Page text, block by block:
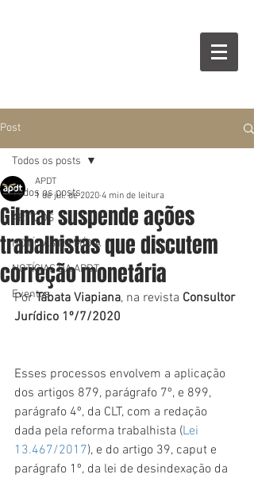
Post
Todos os posts
ARTIGOS
NOTÍCIAS NA MÍDIA
NOTÍCIAS DA APDT
Eventos
Todos os posts
Gilmar suspende ações
trabalhistas que discutem
correção monetária
APDT
1 de jul. de 2020 4 min de leitura
Por Tábata Viapiana, na revista Consultor
Jurídico 1º/7/2020
Esses processos envolvem a aplicação
dos artigos 879, parágrafo 7º, e 899,
parágrafo 4º, da CLT, com a redação
dada pela reforma trabalhista (Lei
13.467/2017), e do artigo 39, caput e
parágrafo 1º, da lei de desindexação da